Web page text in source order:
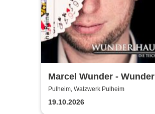
Marcel Wunder - Wunder
Hautnah Tischmagieshow
Zaubershow
Pulheim, Walzwerk Pulheim
19.10.2026